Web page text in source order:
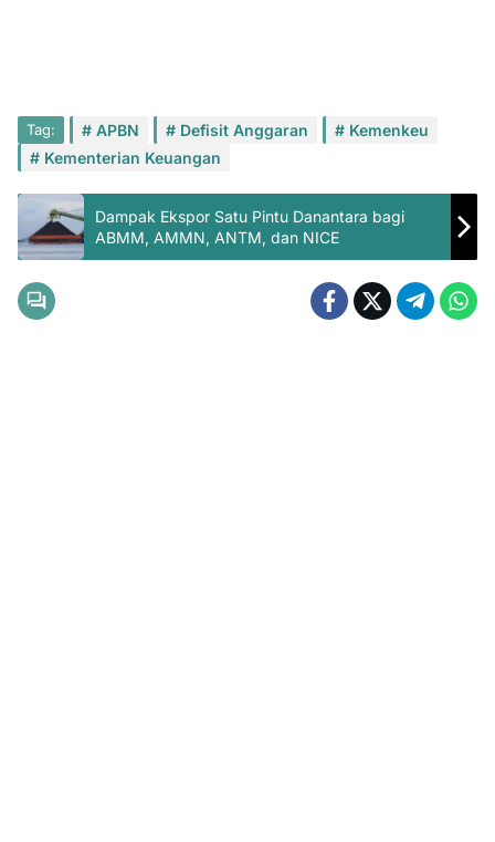
Tag: APBN Defisit Anggaran
Kemenkeu
Kementerian Keuangan
Dampak Ekspor Satu Pintu Danantara bagi
ABMM, AMMN, ANTM, dan NICE